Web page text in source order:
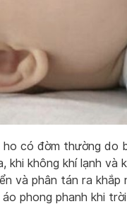
có đờm thường do
khi không khí lạnh và
và phân tán ra khắp
phong phanh khi